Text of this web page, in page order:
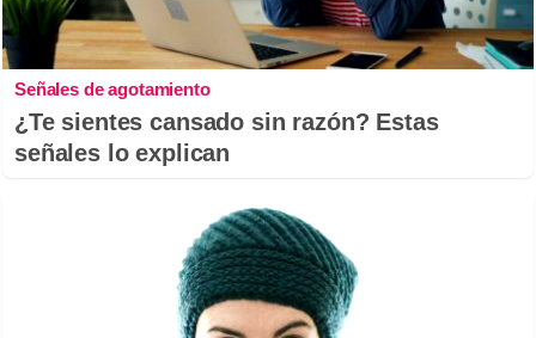
Señales de agotamiento
¿Te sientes cansado sin razón? Estas
señales lo explican